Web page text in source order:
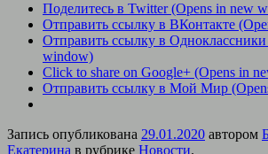
Поделитесь в Twitter (Opens in new
Отправить ссылку в ВКонтакте
Отправить ссылку в
window)
Click to share on Google+ (Opens in
Отправить ссылку в Мой Мир
Запись опубликована 29.01.2020 автором
Екатерина в рубрике Новости.